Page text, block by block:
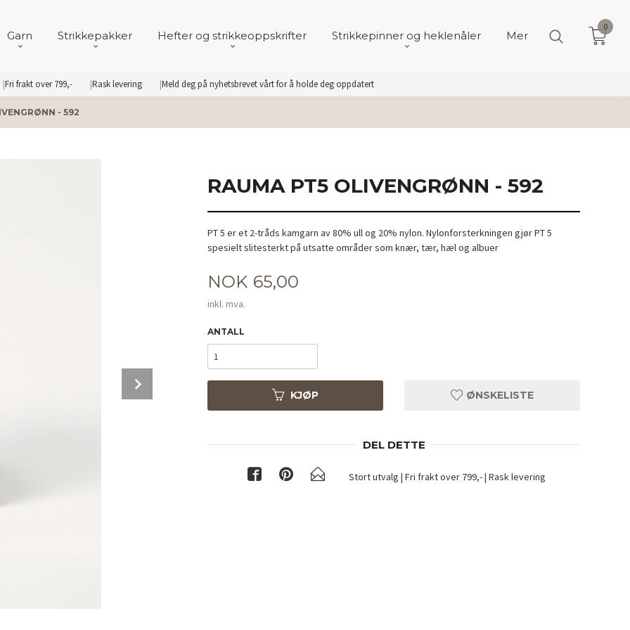
Fri frakt over 799,- Rask levering Meld deg på nyhetsbrevet vårt for å holde deg oppdatert
Garn Strikkepakker Hefter og strikkeoppskrifter Strikkepinner og heklenåler Mer
0
- 592
RAUMA PT5 OLIVENGRØNN - 592
PT 5 er et 2-tråds kamgarn av 80% ull og 20% nylon. Nylonforsterkningen gjør PT 5
spesielt slitesterkt på utsatte områder som knær, tær, hæl og albuer
Pris
NOK 65,00
inkl. mva.
ANTALL
KJØP ØNSKELISTE
DEL DETTE
Stort utvalg | Fri frakt over 799,- | Rask levering